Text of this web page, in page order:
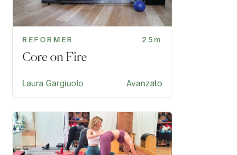
REFORMER 25m
Core on Fire
Laura Gargiuolo Avanzato